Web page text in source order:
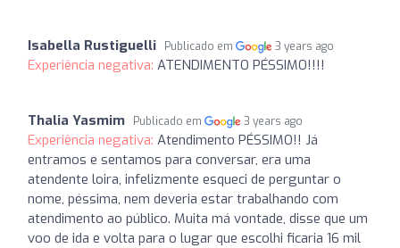
Isabella Rustiguelli Publicado em 3 years ago
Experiência negativa: ATENDIMENTO PÉSSIMO!!!!
Thalia Yasmim Publicado em 3 years ago
Experiência negativa: Atendimento PÉSSIMO!! Já
entramos e sentamos para conversar, era uma
atendente loira, infelizmente esqueci de perguntar o
nome, péssima, nem deveria estar trabalhando com
atendimento ao público. Muita má vontade, disse que um
voo de ida e volta para o lugar que escolhi ficaria 16 mil